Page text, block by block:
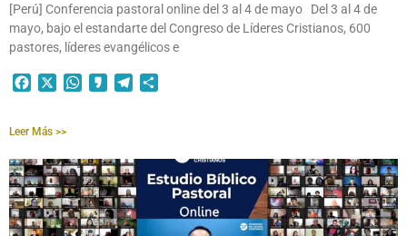
[Perú] Conferencia pastoral online del 3 al 4 de mayo Del 3 al 4 de
mayo, bajo el estandarte del Congreso de Líderes Cristianos, 600
pastores, líderes evangélicos e
FacebookWhatsApp
KakaoTelegram
Leer Más >>